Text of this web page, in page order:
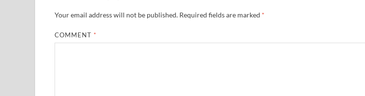
Your email address will not be published. Required fields are marked *
COMMENT *